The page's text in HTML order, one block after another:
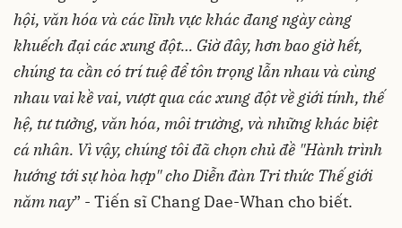
hội, văn hóa và các lĩnh vực khác đang ngày càng
khuếch đại các xung đột… Giờ đây, hơn bao giờ hết,
chúng ta cần có trí tuệ để tôn trọng lẫn nhau và cùng
nhau vai kề vai, vượt qua các xung đột về giới tính, thế
hệ, tư tưởng, văn hóa, môi trường, và những khác biệt
cá nhân. Vì vậy, chúng tôi đã chọn chủ đề "Hành trình
hướng tới sự hòa hợp" cho Diễn đàn Tri thức Thế giới
năm nay” - Tiến sĩ Chang Dae-Whan cho biết.